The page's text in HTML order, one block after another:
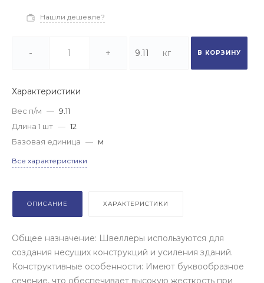
Нашли дешевле?
- + В КОРЗИНУ
Характеристики
Вес п/м — 9.11
Длина 1 шт — 12
Базовая единица — м
Все характеристики
ОПИСАНИЕ ХАРАКТЕРИСТИКИ
Общее назначение: Швеллеры используются для
создания несущих конструкций и усиления зданий.
Конструктивные особенности: Имеют буквообразное
сечение, что обеспечивает высокую жесткость при